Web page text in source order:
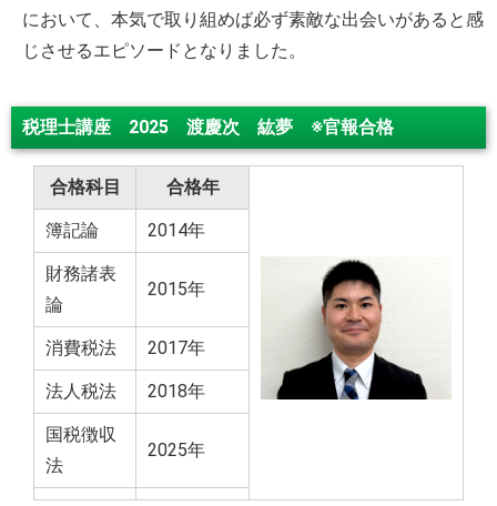
において、本気で取り組めば必ず素敵な出会いがあると感
じさせるエピソードとなりました。
税理士講座 2025 渡慶次 紘夢 ※官報合格
合格科目 合格年
簿記論 2014年
財務諸表
論
2015年
消費税法 2017年
法人税法 2018年
国税徴収
法
2025年